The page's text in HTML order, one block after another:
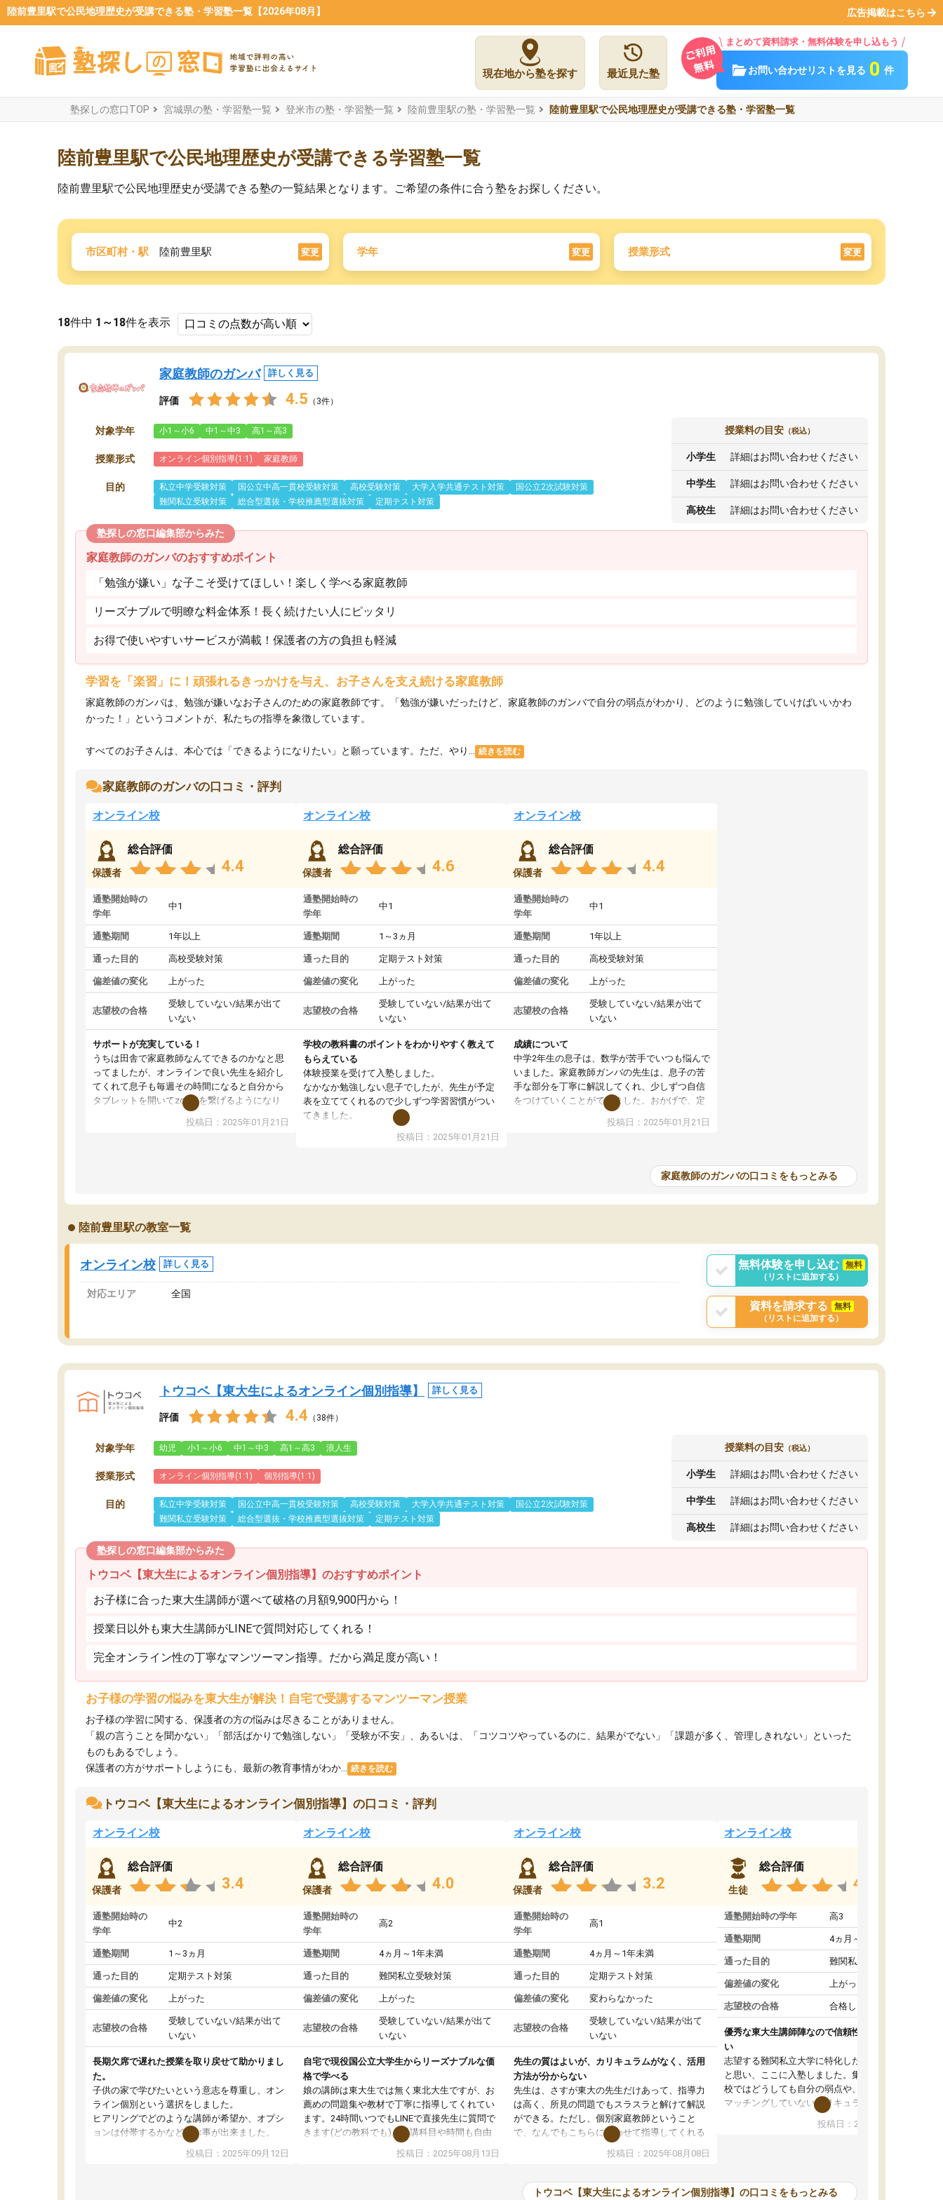
陸前豊里駅で公民地理歴史が受講できる塾・学習塾一覧【2026年08月】 広告掲載はこちら
現在地から塾を探す 最近見た塾
まとめて資料請求・無料体験を申し込もう
お問い合わせリストを見る 0 件
塾探しの窓口TOP 宮城県の塾・学習塾一覧 登米市の塾・学習塾一覧 陸前豊里駅の塾・学習塾一覧 陸前豊里駅で公民地理歴史が受講できる塾・学習塾一覧
陸前豊里駅で公民地理歴史が受講できる学習塾一覧
陸前豊里駅で公民地理歴史が受講できる塾の一覧結果となります。ご希望の条件に合う塾をお探しください。
市区町村・駅 陸前豊里駅 変更 学年 変更 授業形式 変更
18件中 1～18件を表示
家庭教師のガンバ 詳しく見る
評価 4.5 （3件）
対象学年 小1～小6 中1～中3 高1～高3
授業形式 オンライン個別指導(1:1) 家庭教師
目的 私立中学受験対策 国公立中高一貫校受験対策 高校受験対策 大学入学共通テスト対策
国公立2次試験対策
難関私立受験対策
総合型選抜・学校推薦型選抜対策 定期テスト対策
授業料の目安 （税込）
小学生 詳細はお問い合わせください
中学生 詳細はお問い合わせください
高校生 詳細はお問い合わせください
塾探しの窓口編集部からみた
家庭教師のガンバのおすすめポイント
「勉強が嫌い」な子こそ受けてほしい！楽しく学べる家庭教師
リーズナブルで明瞭な料金体系！長く続けたい人にピッタリ
お得で使いやすいサービスが満載！保護者の方の負担も軽減
学習を「楽習」に！頑張れるきっかけを与え、お子さんを支え続ける家庭教師
家庭教師のガンバは、勉強が嫌いなお子さんのための家庭教師です。「勉強が嫌いだったけど、家庭教師のガンバで自分の弱点がわかり、どのように勉強していけばいいかわ
かった！」というコメントが、私たちの指導を象徴しています。
すべてのお子さんは、本心では「できるようになりたい」と願っています。ただ、やり... 続きを読む
家庭教師のガンバの口コミ・評判
オンライン校
保護者
総合評価
4.4
通塾開始時の
学年
中1
通塾期間 1年以上
通った目的 高校受験対策
偏差値の変化 上がった
志望校の合格
受験していない/結果が出て
いない
サポートが充実している！
うちは田舎で家庭教師なんてできるのかなと思
ってましたが、オンラインで良い先生を紹介し
てくれて息子も毎週その時間になると自分から
タブレットを開いてzoomを繋げるようになり
ました！5科目なんでもOKなのもとても気に入
投稿日：2025年01月21日
オンライン校
保護者
総合評価
4.6
通塾開始時の
学年
中1
通塾期間 1～3ヵ月
通った目的 定期テスト対策
偏差値の変化 上がった
志望校の合格
受験していない/結果が出て
いない
学校の教科書のポイントをわかりやすく教えて
もらえている
体験授業を受けて入塾しました。
なかなか勉強しない息子でしたが、先生が予定
表を立ててくれるので少しずつ学習習慣がつい
てきました。
オンラインで週に一度の受講ですが、指導が無
い日も予定表に基づいて勉強したり、LINEでわ
投稿日：2025年01月21日
オンライン校
保護者
総合評価
4.4
通塾開始時の
学年
中1
通塾期間 1年以上
通った目的 高校受験対策
偏差値の変化 上がった
志望校の合格
受験していない/結果が出て
いない
成績について
中学2年生の息子は、数学が苦手でいつも悩んで
いました。家庭教師ガンバの先生は、息子の苦
手な部分を丁寧に解説してくれ、少しずつ自信
をつけていくことができました。おかげで、定
期テストの成績が10点以上アップし、本人もと
投稿日：2025年01月21日
家庭教師のガンバの口コミをもっとみる
陸前豊里駅の教室一覧
オンライン校 詳しく見る
対応エリア 全国
無料体験を申し込む
無料
（リストに追加する）
資料を請求する
無料
（リストに追加する）
トウコベ【東大生によるオンライン個別指導】 詳しく見る
評価 4.4 （38件）
対象学年 幼児 小1～小6 中1～中3 高1～高3 浪人生
授業形式 オンライン個別指導(1:1) 個別指導(1:1)
目的 私立中学受験対策 国公立中高一貫校受験対策 高校受験対策 大学入学共通テスト対策
国公立2次試験対策
難関私立受験対策
総合型選抜・学校推薦型選抜対策 定期テスト対策
授業料の目安 （税込）
小学生 詳細はお問い合わせください
中学生 詳細はお問い合わせください
高校生 詳細はお問い合わせください
塾探しの窓口編集部からみた
トウコベ【東大生によるオンライン個別指導】のおすすめポイント
お子様に合った東大生講師が選べて破格の月額9,900円から！
授業日以外も東大生講師がLINEで質問対応してくれる！
完全オンライン性の丁寧なマンツーマン指導。だから満足度が高い！
お子様の学習の悩みを東大生が解決！自宅で受講するマンツーマン授業
お子様の学習に関する、保護者の方の悩みは尽きることがありません。
「親の言うことを聞かない」「部活ばかりで勉強しない」「受験が不安」、あるいは、「コツコツやっているのに、結果がでない」「課題が多く、管理しきれない」といった
ものもあるでしょう。
保護者の方がサポートしようにも、最新の教育事情がわか...
続きを読む
トウコベ【東大生によるオンライン個別指導】の口コミ・評判
オンライン校
保護者
総合評価
3.4
通塾開始時の
学年
中2
通塾期間 1～3ヵ月
通った目的 定期テスト対策
偏差値の変化 上がった
志望校の合格
受験していない/結果が出て
いない
長期欠席で遅れた授業を取り戻せて助かりまし
た。
子供の家で学びたいという意志を尊重し、オン
ライン個別という選択をしました。
ヒアリングでどのような講師が希望か、オプシ
ョンは付帯するかなど選ぶ事が出来ました。
講師とのマッチング後講師との初回ミーティン
グを行い、その講師で良いか他の講師を希望す
投稿日：2025年09月12日
オンライン校
保護者
総合評価
4.0
通塾開始時の
学年
高2
通塾期間 4ヵ月～1年未満
通った目的 難関私立受験対策
偏差値の変化 上がった
志望校の合格
受験していない/結果が出て
いない
自宅で現役国公立大学生からリーズナブルな価
格で学べる
娘の講師は東大生では無く東北大生ですが、お
薦めの問題集や教材で丁寧に指導してくれてい
ます。24時間いつでもLINEで直接先生に質問で
きます(どの教科でも)。受講科目や時間も自由
に決めれるので、個人に合った勉強ができると
思います。カリキュラム相談みたいなのがあり
投稿日：2025年08月13日
オンライン校
保護者
総合評価
3.2
通塾開始時の
学年
高1
通塾期間 4ヵ月～1年未満
通った目的 定期テスト対策
偏差値の変化 変わらなかった
志望校の合格
受験していない/結果が出て
いない
先生の質はよいが、カリキュラムがなく、活用
方法が分からない
先生は、さすが東大の先生だけあって、指導力
は高く、所見の問題でもスラスラと解けて解説
ができる。ただし、個別家庭教師ということ
で、なんでもこちらに合わせて指導してくれる
のだが、具体的なカリキュラムがない。当方
は、授業の先取り学習をするため、学校の教科
いただいたが、1時間の時間を使って進められる
投稿日：2025年08月08日
オンライン校
生徒
総合評価
4.4
通塾開始時の学年 高3
通塾期間 4ヵ月～1年未満
通った目的 難関私立受験対策
偏差値の変化 上がった
志望校の合格 合格した
優秀な東大生講師陣なので信頼性や安心感が高
い
志望する難関私立大学に特化した準備をしたい
と思い、ここに入塾しました。集団指導の予備
校ではどうしても自分の弱点や、志望校対策に
マッチングしていないカリキュラムに不安を感
また受験のノウハウを蓄積している優秀な東大
ツーマン指導によって、自分の志望校にふさわ
投稿日：2024年02月19日
トウコベ【東大生によるオンライン個別指導】の口コミをもっとみる